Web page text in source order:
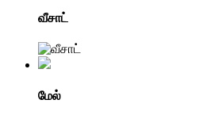
வீசாட்
மேல்